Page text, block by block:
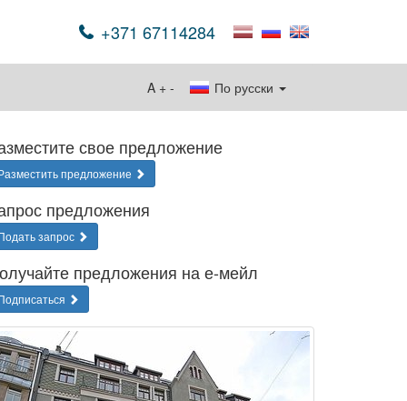
+371 67114284
По русски
A + -
свое предложение
предложение
предложения
запрос
предложения на е-мейл